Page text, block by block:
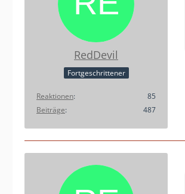
RedDevil
Fortgeschrittener
Reaktionen
85
Beiträge
487